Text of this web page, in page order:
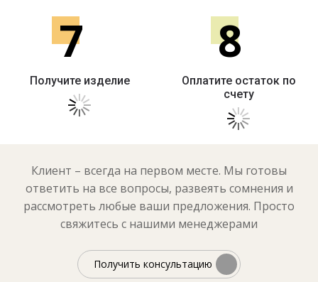
7
Получите изделие
8
Оплатите остаток по
счету
Клиент – всегда на первом месте. Мы готовы
ответить на все вопросы, развеять сомнения и
рассмотреть любые ваши предложения. Просто
свяжитесь с нашими менеджерами
Получить консультацию